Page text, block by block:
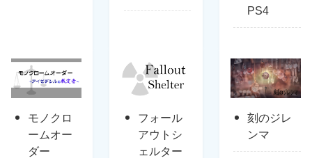
PS4
モノクロ
ームオー
ダー
フォール
アウトシ
ェルター
刻のジレ
ンマ